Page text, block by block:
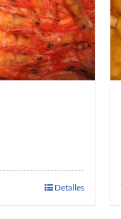
Detalles